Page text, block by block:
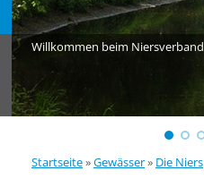
Willkommen beim Niersverband
Startseite»Gewässer» Die Niers